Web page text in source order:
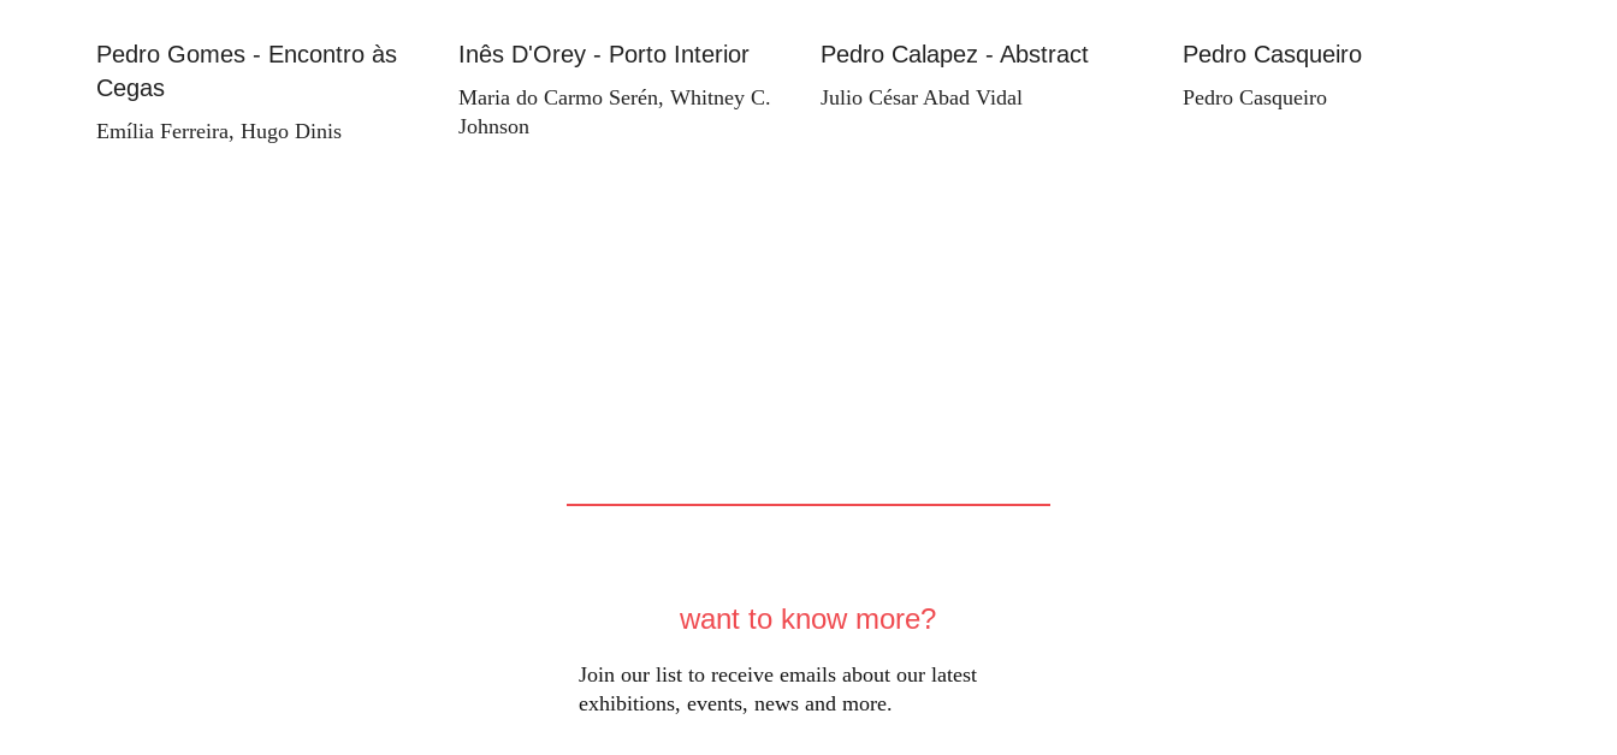
Pedro Gomes - Encontro às
Cegas
Emília Ferreira, Hugo Dinis
Inês D'Orey - Porto Interior
Maria do Carmo Serén, Whitney C.
Johnson
Pedro Calapez - Abstract
Julio César Abad Vidal
Pedro Casqueiro
Pedro Casqueiro
want to know more?
Join our list to receive emails about our latest
exhibitions, events, news and more.